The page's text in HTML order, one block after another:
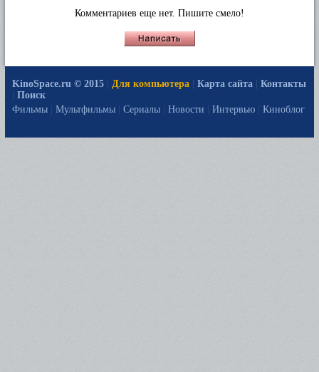
Комментариев еще нет. Пишите смело!
KinoSpace.ru © 2015 Для компьютера Карта сайта
Контакты
Поиск
Фильмы
Мультфильмы Сериалы Новости Интервью Киноблог